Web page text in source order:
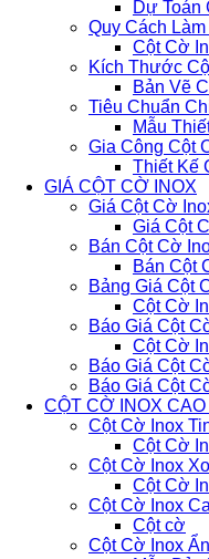
Dự Toán
Quy Cách
Cột Cờ
Kích Thước
Bản Vẽ
Tiêu Chuẩn
Mẫu
Gia Công Cột
Thiết Kế
GIÁ CỘT CỜ INOX
Giá Cột Cờ
Giá Cột
Bán Cột Cờ
Bán Cột
Bảng Giá Cột
Cột Cờ
Báo Giá Cột
Cột Cờ
Báo Giá Cột
Báo Giá Cột
CỘT CỜ INOX CAO
Cột Cờ Inox
Cột Cờ
Cột Cờ Inox
Cột Cờ
Cột Cờ Inox
Cột cờ
Cột Cờ Inox